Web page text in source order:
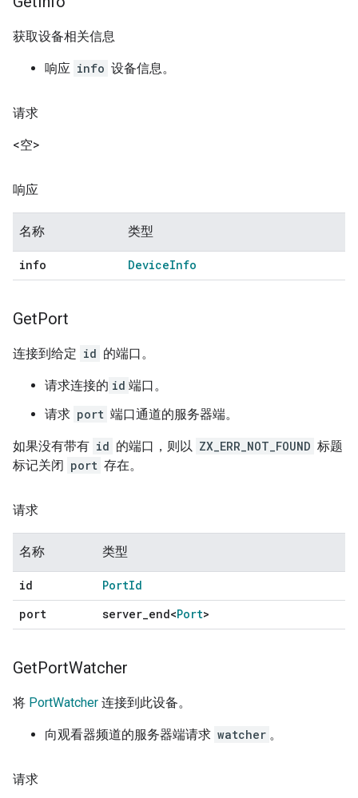
获取设备相关信息
响应 info 设备信息。
请求
<空>
响应
名称 类型
info DeviceInfo
GetPort
连接到给定 id 的端口。
请求连接的 id 端口。
请求 port 端口通道的服务器端。
如果没有带有 id 的端口，则以 ZX_ERR_NOT_FOUND 标题
标记关闭 port 存在。
请求
名称 类型
id PortId
port
server end<Port>
GetPortWatcher
将 PortWatcher 连接到此设备。
向观看器频道的服务器端请求 watcher 。
请求